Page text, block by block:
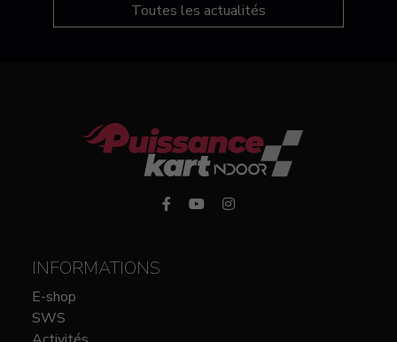
Toutes les actualités
INFORMATIONS
E-shop
SWS